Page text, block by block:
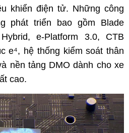
khiển điện tử. Những công
phát triển bao gồm Blade
e-Platform 3.0, CTB
e⁴, hệ thống kiểm soát thân
nền tảng DMO dành cho xe
cao.